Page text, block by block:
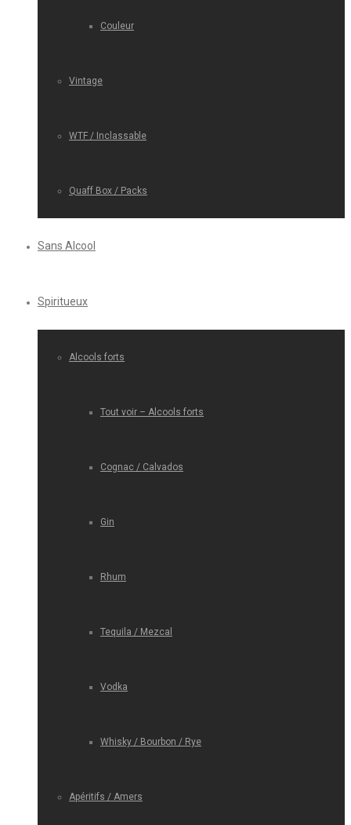
Couleur
Vintage
WTF / Inclassable
Quaff Box / Packs
Sans Alcool
Spiritueux
Alcools forts
Tout voir – Alcools forts
Cognac / Calvados
Gin
Rhum
Tequila / Mezcal
Vodka
Whisky / Bourbon / Rye
Apéritifs / Amers